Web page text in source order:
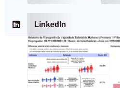
LinkedIn